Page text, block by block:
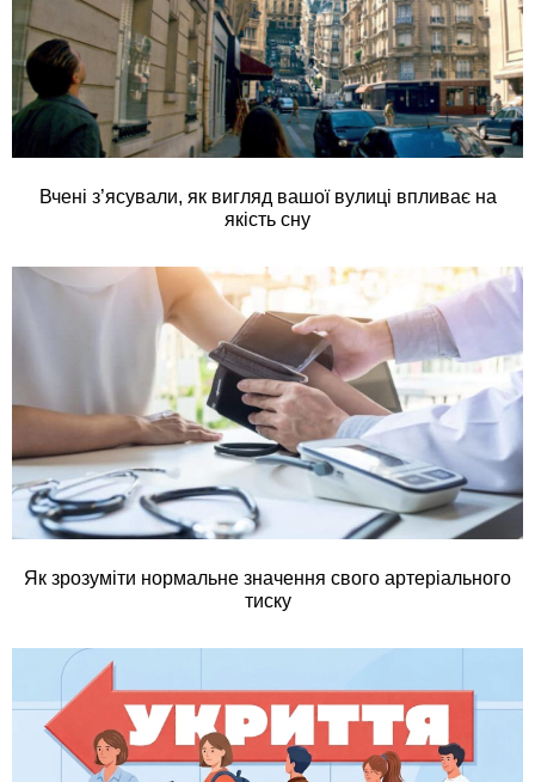
Вчені з’ясували, як вигляд вашої вулиці впливає на
якість сну
Як зрозуміти нормальне значення свого артеріального
тиску